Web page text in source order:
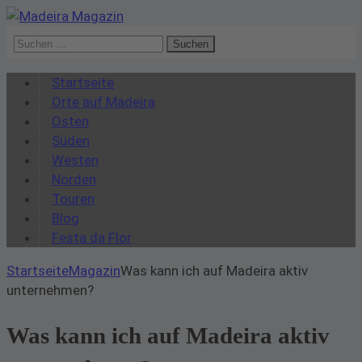
Suchen
Startseite
Orte auf Madeira
Osten
Süden
Westen
Norden
Touren
Blog
Festa da Flor
StartseiteMagazinWas kann ich auf Madeira aktiv
unternehmen?
Was kann ich auf Madeira aktiv